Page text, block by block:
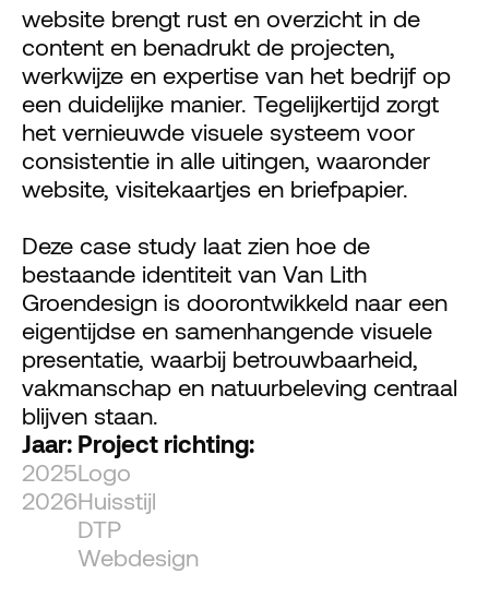
website brengt rust en overzicht in de
content en benadrukt de projecten,
werkwijze en expertise van het bedrijf op
een duidelijke manier. Tegelijkertijd zorgt
het vernieuwde visuele systeem voor
consistentie in alle uitingen, waaronder
website, visitekaartjes en briefpapier.
Deze case study laat zien hoe de
bestaande identiteit van Van Lith
Groendesign is doorontwikkeld naar een
eigentijdse en samenhangende visuele
presentatie, waarbij betrouwbaarheid,
vakmanschap en natuurbeleving centraal
blijven staan.
Jaar:
2025
2026
Project richting:
Logo
Huisstijl
DTP
Webdesign